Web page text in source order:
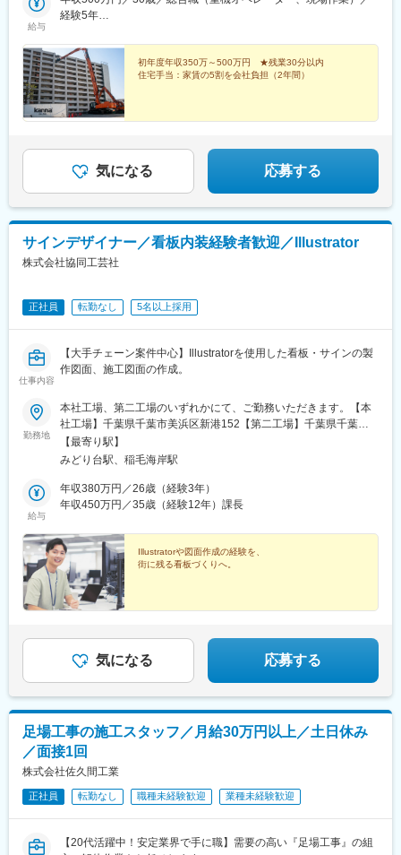
★☆★☆★☆★☆★☆★☆★☆★☆★☆
給与
経験5年
経験10年
初年度年収350万～500万円 ★残業30分以内
住宅手当：家賃の5割を会社負担（2年間）
気になる 応募する
サインデザイナー／看板内装経験者歓迎／Illustrator
株式会社協同工芸社
正社員 転勤なし 5名以上採用
仕事内容
【大手チェーン案件中心】Illustratorを使用した看板・サインの製
作図面、施工図面の作成。
勤務地
本社工場、第二工場のいずれかにて、ご勤務いただきます。【本
社工場】千葉県千葉市美浜区新港152【第二工場】千葉県千葉市
美浜区新港201▼アクセス【本社工場】・JR総武線稲毛駅より千
葉海浜交通バス「稲毛海岸行き（運輸支局入口経由）」にて団地
バス「稲毛行き（運輸支局入口経由）」にて団地東バス停下車、
徒歩8分【第二工場】・JR総武線稲毛駅より千葉海浜交通バス
下車後、徒歩6分・JR京葉線稲毛海岸より千葉海浜交通バス『稲
毛行き（運輸支局入口経由）』にて運輸支局入口バス停下車後、
徒歩6分＜お車をご利用の場合＞【本社工場／第二工場】「東関東
自動車道」湾岸習志野IC（東京方面）より湾岸習志野IC をおり、
国道357号線を直進しますと国道14号線と合流。さらに直進（千
煙防止策：屋内原則禁煙（喫煙スペースは屋外に設置）
【最寄り駅】
みどり台駅、稲毛海岸駅
給与
年収380万円／26歳（経験3年）
年収450万円／35歳（経験12年）課長
Illustratorや図面作成の経験を、
街に残る看板づくりへ。
気になる 応募する
足場工事の施工スタッフ／月給30万円以上／土日休み
／面接1回
株式会社佐久間工業
正社員 転勤なし 職種未経験歓迎 業種未経験歓迎
【20代活躍中！安定業界で手に職】需要の高い『足場工事』の組